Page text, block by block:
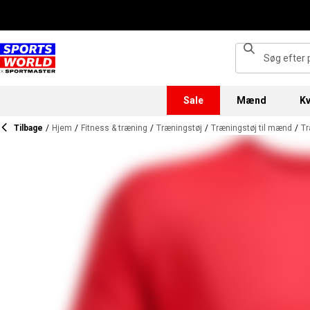
Sale Mænd
Tilbage / Hjem / Fitness & træning / Træningstøj / Træningstøj til mænd /